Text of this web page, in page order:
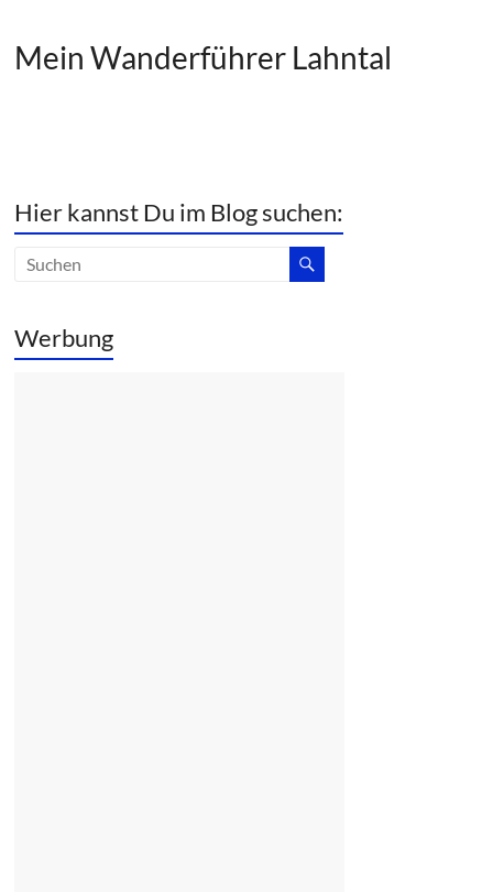
Mein Wanderführer Lahntal
Hier kannst Du im Blog suchen:
Werbung